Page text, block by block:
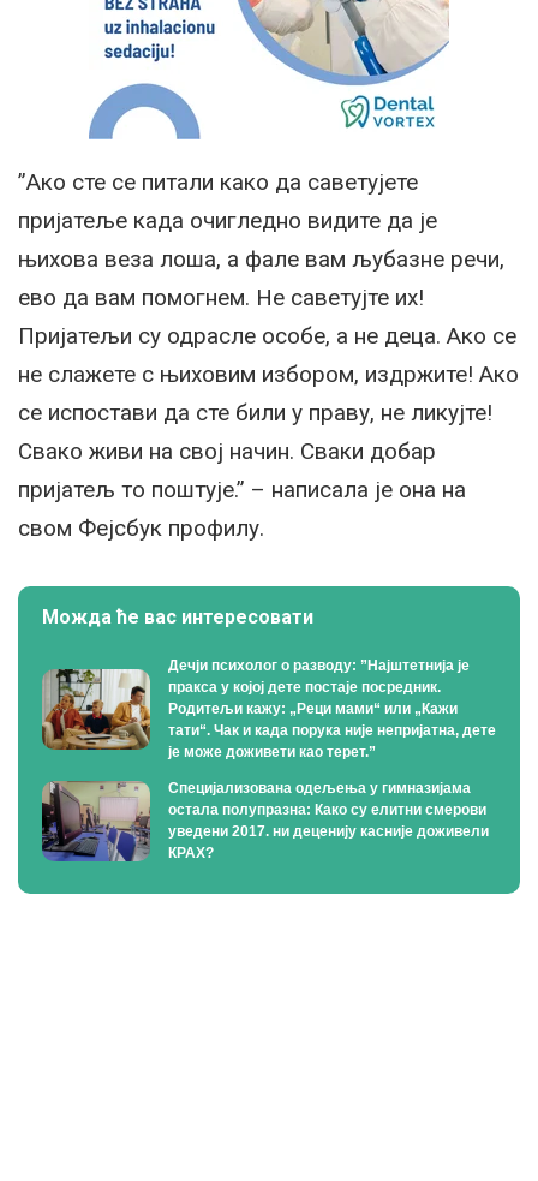
”Ако сте се питали како да саветујете
пријатеље када очигледно видите да је
њихова веза лоша, а фале вам љубазне речи,
ево да вам помогнем. Не саветујте их!
Пријатељи су одрасле особе, а не деца. Ако се
не слажете с њиховим избором, издржите! Ако
се испостави да сте били у праву, не ликујте!
Свако живи на свој начин. Сваки добар
пријатељ то поштује.” – написала је она на
свом Фејсбук профилу.
Можда ће вас интересовати
Дечји психолог о разводу: ”Најштетнија је
пракса у којој дете постаје посредник.
Родитељи кажу: „Реци мами“ или „Кажи
тати“. Чак и када порука није непријатна, дете
је може доживети као терет.”
Специјализована одељења у гимназијама
остала полупразна: Како су елитни смерови
уведени 2017. ни деценију касније доживели
КРАХ?